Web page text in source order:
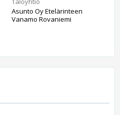
Asunto Oy Etelärinteen
Vanamo Rovaniemi